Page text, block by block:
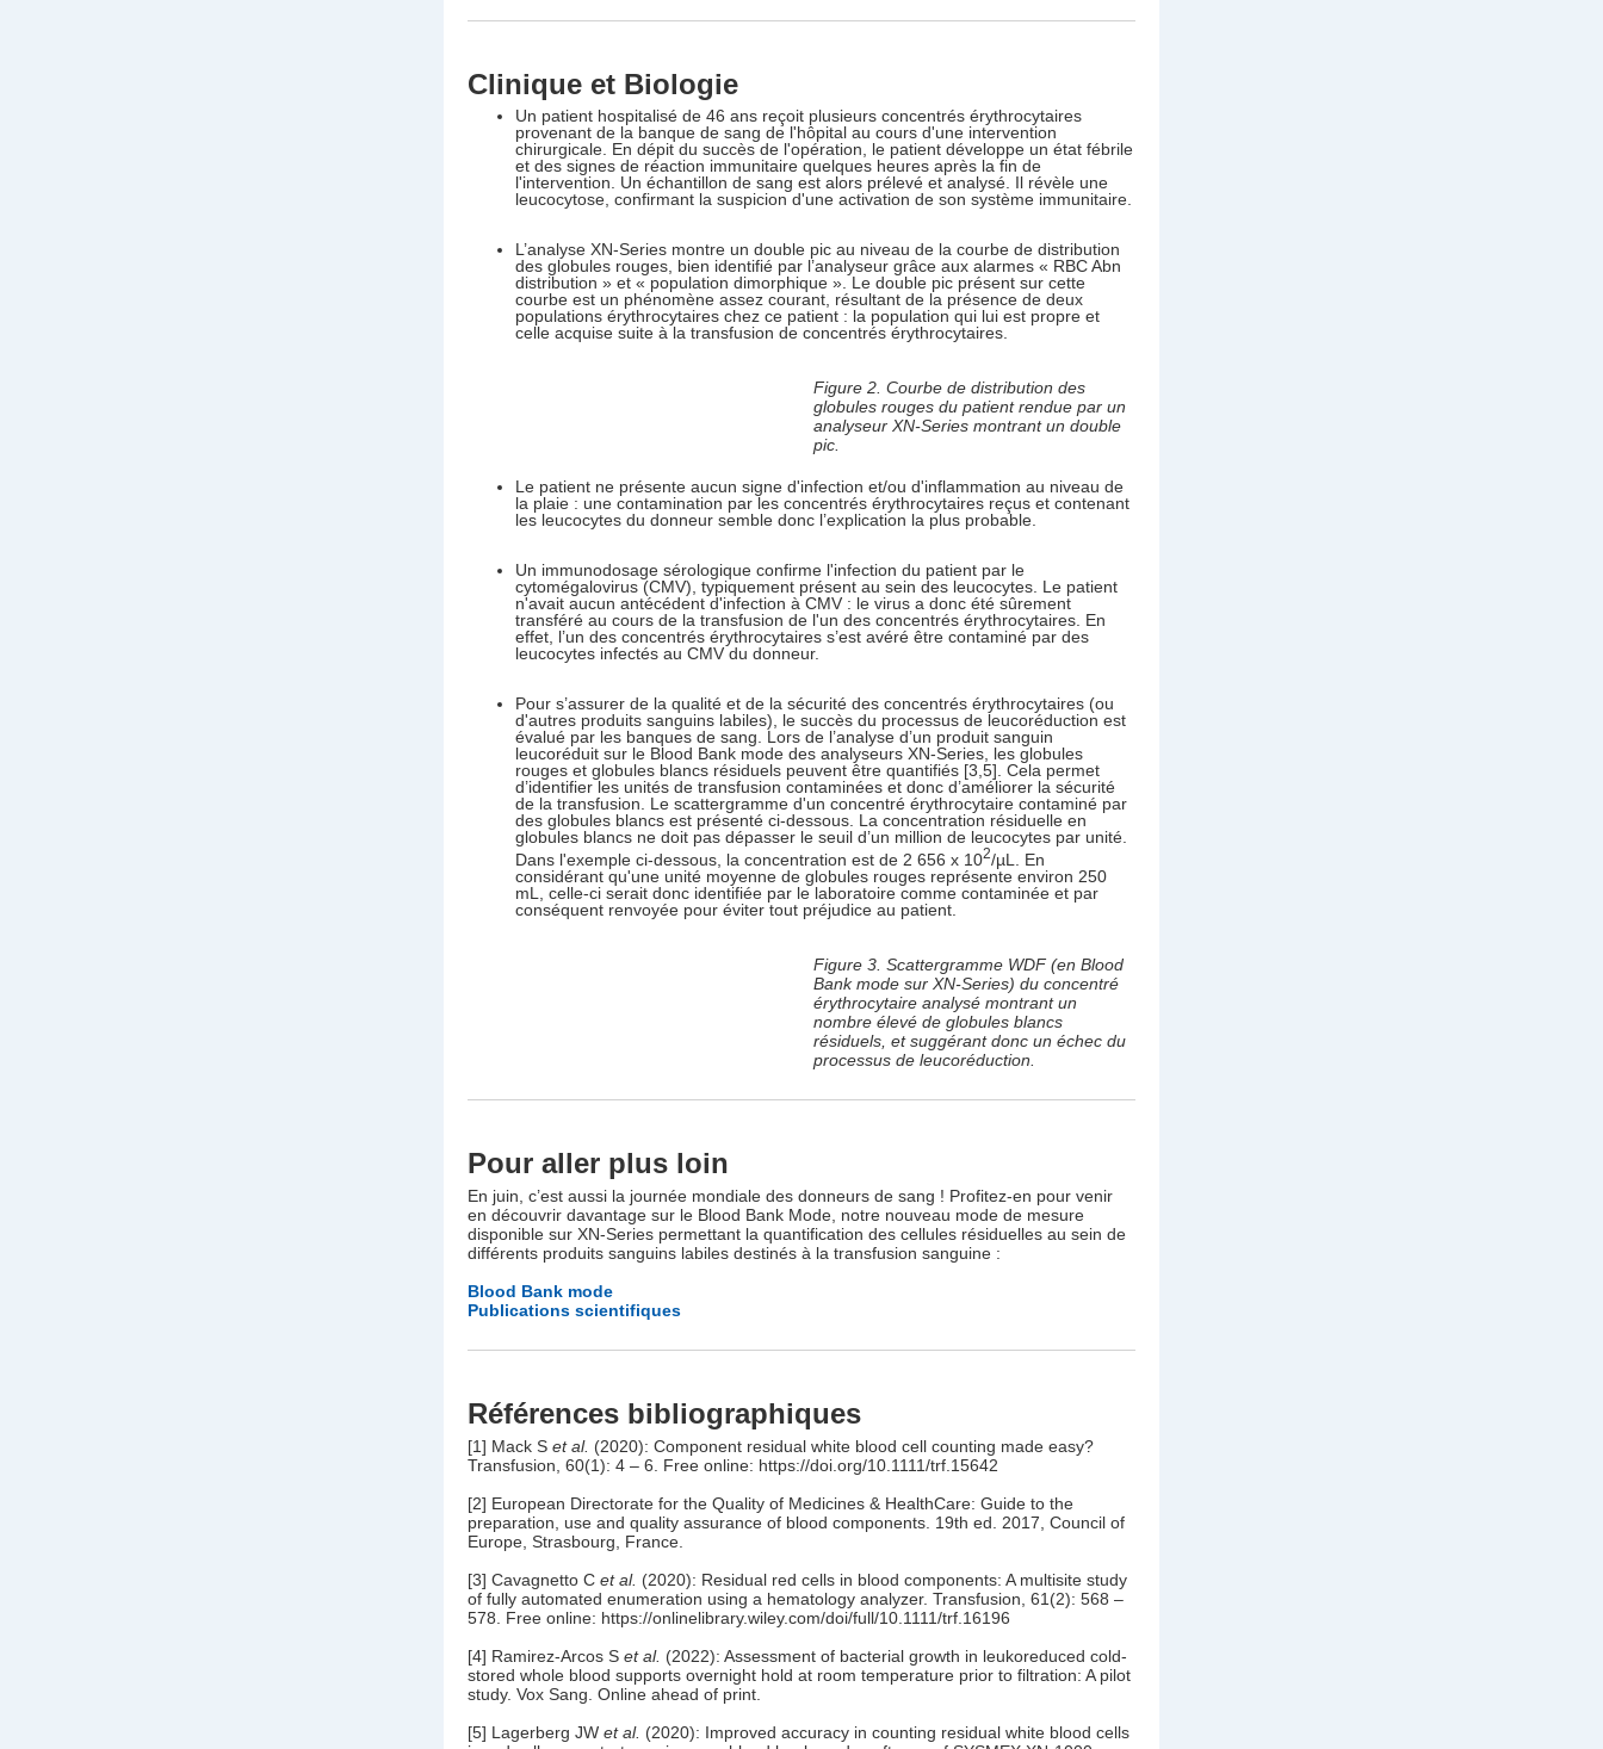
Clinique et Biologie
Un patient hospitalisé de 46 ans reçoit plusieurs concentrés érythrocytaires
provenant de la banque de sang de l'hôpital au cours d'une intervention
chirurgicale. En dépit du succès de l'opération, le patient développe un état fébrile
et des signes de réaction immunitaire quelques heures après la fin de
l'intervention. Un échantillon de sang est alors prélevé et analysé. Il révèle une
leucocytose, confirmant la suspicion d'une activation de son système immunitaire.
L’analyse XN-Series montre un double pic au niveau de la courbe de distribution
des globules rouges, bien identifié par l’analyseur grâce aux alarmes « RBC Abn
distribution » et « population dimorphique ». Le double pic présent sur cette
courbe est un phénomène assez courant, résultant de la présence de deux
populations érythrocytaires chez ce patient : la population qui lui est propre et
celle acquise suite à la transfusion de concentrés érythrocytaires.
Figure 2. Courbe de distribution des
globules rouges du patient rendue par un
analyseur XN-Series montrant un double
pic.
Le patient ne présente aucun signe d'infection et/ou d'inflammation au niveau de
la plaie : une contamination par les concentrés érythrocytaires reçus et contenant
les leucocytes du donneur semble donc l’explication la plus probable.
Un immunodosage sérologique confirme l'infection du patient par le
cytomégalovirus (CMV), typiquement présent au sein des leucocytes. Le patient
n'avait aucun antécédent d'infection à CMV : le virus a donc été sûrement
transféré au cours de la transfusion de l'un des concentrés érythrocytaires. En
effet, l’un des concentrés érythrocytaires s’est avéré être contaminé par des
leucocytes infectés au CMV du donneur.
Pour s’assurer de la qualité et de la sécurité des concentrés érythrocytaires (ou
d'autres produits sanguins labiles), le succès du processus de leucoréduction est
évalué par les banques de sang. Lors de l’analyse d’un produit sanguin
leucoréduit sur le Blood Bank mode des analyseurs XN-Series, les globules
rouges et globules blancs résiduels peuvent être quantifiés [3,5]. Cela permet
d’identifier les unités de transfusion contaminées et donc d’améliorer la sécurité
de la transfusion. Le scattergramme d'un concentré érythrocytaire contaminé par
des globules blancs est présenté ci-dessous. La concentration résiduelle en
globules blancs ne doit pas dépasser le seuil d’un million de leucocytes par unité.
Dans l'exemple ci-dessous, la concentration est de 2 656 x 102/µL. En
considérant qu'une unité moyenne de globules rouges représente environ 250
mL, celle-ci serait donc identifiée par le laboratoire comme contaminée et par
conséquent renvoyée pour éviter tout préjudice au patient.
Figure 3. Scattergramme WDF (en Blood
Bank mode sur XN-Series) du concentré
érythrocytaire analysé montrant un
nombre élevé de globules blancs
résiduels, et suggérant donc un échec du
processus de leucoréduction.
Pour aller plus loin
En juin, c’est aussi la journée mondiale des donneurs de sang ! Profitez-en pour venir
en découvrir davantage sur le Blood Bank Mode, notre nouveau mode de mesure
disponible sur XN-Series permettant la quantification des cellules résiduelles au sein de
différents produits sanguins labiles destinés à la transfusion sanguine :
Blood Bank mode
Publications scientifiques
Références bibliographiques
[1] Mack S et al. (2020): Component residual white blood cell counting made easy?
Transfusion, 60(1): 4 – 6. Free online: https://doi.org/10.1111/trf.15642
[2] European Directorate for the Quality of Medicines & HealthCare: Guide to the
preparation, use and quality assurance of blood components. 19th ed. 2017, Council of
Europe, Strasbourg, France.
[3] Cavagnetto C et al. (2020): Residual red cells in blood components: A multisite study
of fully automated enumeration using a hematology analyzer. Transfusion, 61(2): 568 –
578. Free online: https://onlinelibrary.wiley.com/doi/full/10.1111/trf.16196
[4] Ramirez-Arcos S et al. (2022): Assessment of bacterial growth in leukoreduced cold-
stored whole blood supports overnight hold at room temperature prior to filtration: A pilot
study. Vox Sang. Online ahead of print.
[5] Lagerberg JW et al. (2020): Improved accuracy in counting residual white blood cells